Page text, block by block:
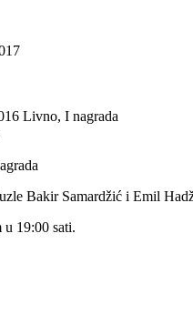
Livno, I nagrada
Bakir Samardžić i Emil
u 19:00 sati.